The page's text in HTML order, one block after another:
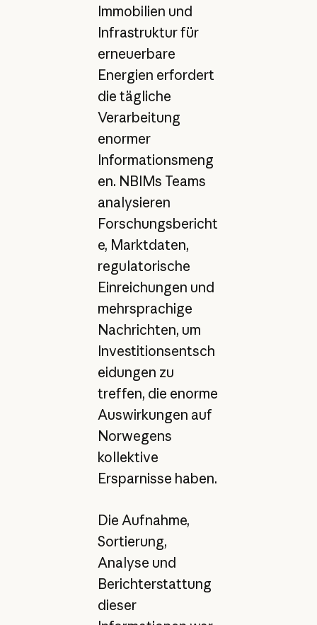
Immobilien und
Infrastruktur für
erneuerbare
Energien erfordert
die tägliche
Verarbeitung
enormer
Informationsmeng
en. NBIMs Teams
analysieren
Forschungsbericht
e, Marktdaten,
regulatorische
Einreichungen und
mehrsprachige
Nachrichten, um
Investitionsentsch
eidungen zu
treffen, die enorme
Auswirkungen auf
Norwegens
kollektive
Ersparnisse haben.
Die Aufnahme,
Sortierung,
Analyse und
Berichterstattung
dieser